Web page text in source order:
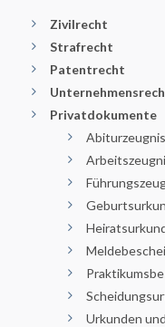
Zivilrecht
Strafrecht
Patentrecht
Privatdokumente
Urkunden